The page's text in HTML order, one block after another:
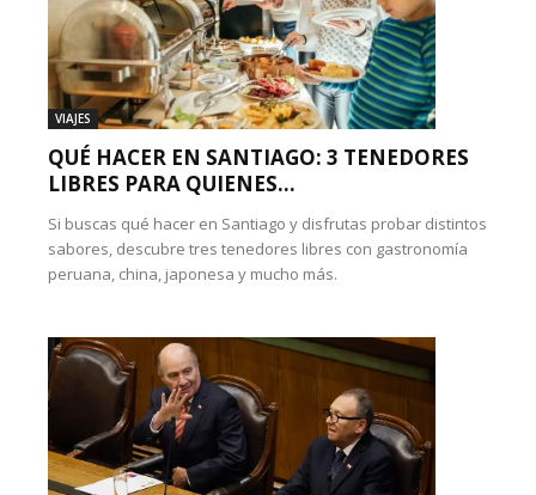
VIAJES
QUÉ HACER EN SANTIAGO: 3 TENEDORES
LIBRES PARA QUIENES...
Si buscas qué hacer en Santiago y disfrutas probar distintos
sabores, descubre tres tenedores libres con gastronomía
peruana, china, japonesa y mucho más.